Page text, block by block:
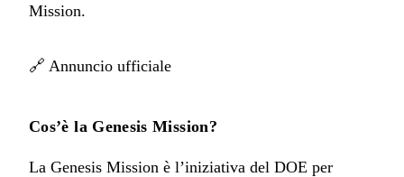
Mission.
🔗 Annuncio ufficiale
Cos’è la Genesis Mission?
La Genesis Mission è l’iniziativa del DOE per